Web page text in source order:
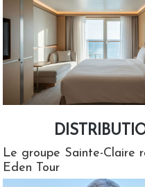
Le groupe Sainte-Claire
Eden Tour